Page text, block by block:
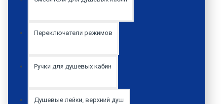
Переключатели режимов
Ручки для душевых кабин
Душевые лейки, верхний душ